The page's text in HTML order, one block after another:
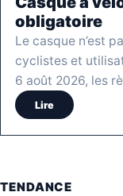
obligatoire
Le casque n’est
cyclistes et
6 août 2026, les
Lire
TENDANCE